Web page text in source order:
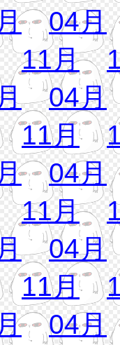
04月
11月
04月
11月
04月
11月
04月
11月
04月